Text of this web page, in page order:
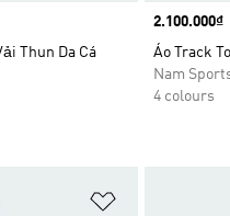
Thun Da Cá
Price
2.100.000₫
Áo Track
Nam
4 colours